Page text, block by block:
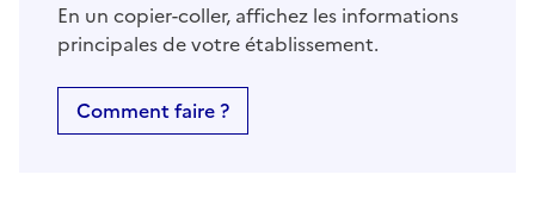
En un copier-coller, affichez les informations
principales de votre établissement.
Comment faire ?